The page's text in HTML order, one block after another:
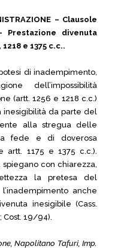
– Clausole
divenuta
e 1375 c.c..
di inadempimento,
dell’impossibilità
(artt. 1256 e 1218 c.c.)
inesigibilità da parte del
alla stregua delle
fede e di doverosa
artt. 1175 e 1375 c.c.).
spiegano con chiarezza,
la pretesa del
anche
inesigibile (Cass.
Cost. 19/94).
Napolitano Tafuri, Imp.